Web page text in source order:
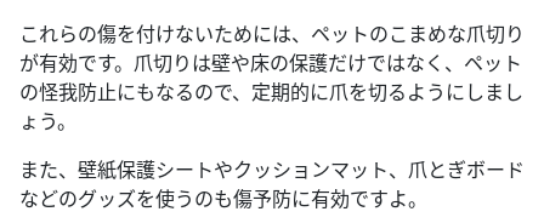
これらの傷を付けないためには、ペットのこまめな爪切り
が有効です。爪切りは壁や床の保護だけではなく、ペット
の怪我防止にもなるので、定期的に爪を切るようにしまし
ょう。
また、壁紙保護シートやクッションマット、爪とぎボード
などのグッズを使うのも傷予防に有効ですよ。